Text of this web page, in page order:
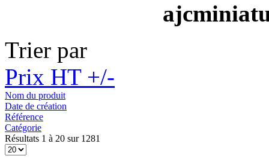
Trier par
Prix HT +/-
Nom du produit
Date de création
Référence
Catégorie
Résultats 1 à 20 sur 1281